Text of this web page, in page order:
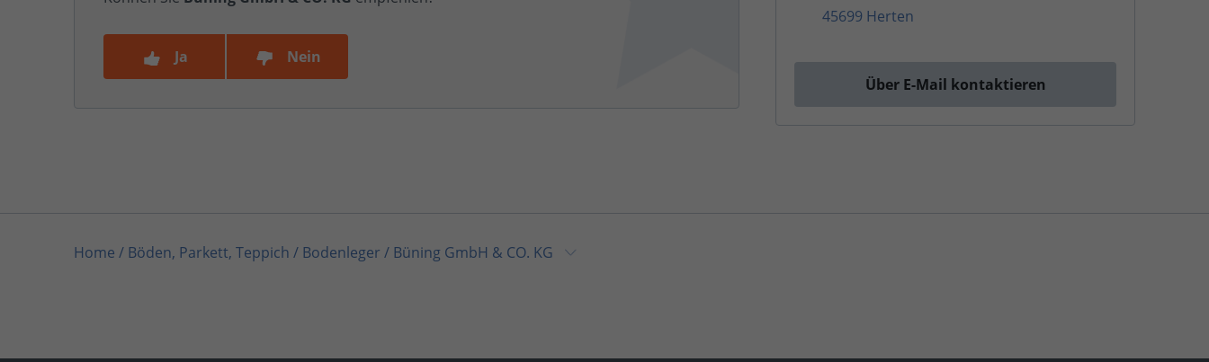
Ja Nein
45699 Herten
Über E-Mail kontaktieren
Home / Böden, Parkett, Teppich / Bodenleger / Büning GmbH & CO. KG